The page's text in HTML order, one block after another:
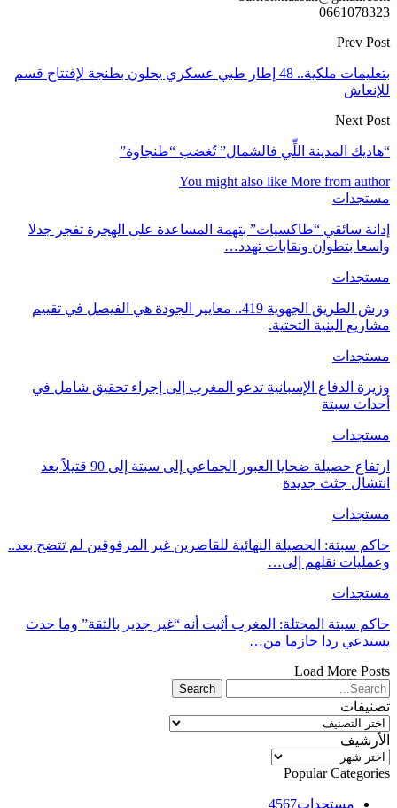
0661078323
Prev Post
بتعليمات ملكية.. 48 إطار طبي عسكري يحلون بطنجة لإفتتاح قسم
للإنعاش
Next Post
“هاديك المدينة اللِّي فالشمال” تُغضب “طنجاوة”
You might also like More from author
مستجدات
إدانة سائقي “طاكسيات” بتهمة المساعدة على الهجرة تفجر جدلا
واسعا بتطوان ونقابات تهدد…
مستجدات
ورش الطريق الجهوية 419.. معايير الجودة هي الفيصل في تقييم
مشاريع البنية التحتية.
مستجدات
وزيرة الدفاع الإسبانية تدعو المغرب إلى إجراء تحقيق شامل في
أحداث سبتة
مستجدات
ارتفاع حصيلة ضحايا العبور الجماعي إلى سبتة إلى 90 قتيلاً بعد
انتشال جثث جديدة
مستجدات
حاكم سبتة: الحصيلة النهائية للقاصرين غير المرفوقين لم تتضح بعد..
وعمليات نقلهم إلى…
مستجدات
حاكم سبتة المحتلة: المغرب أثبت أنه “غير جدير بالثقة” وما حدث
يستدعي ردا حازما من…
Load More Posts
تصنيفات
تصنيفات
الأرشيف
الأرشيف
Popular Categories
مستجدات4567